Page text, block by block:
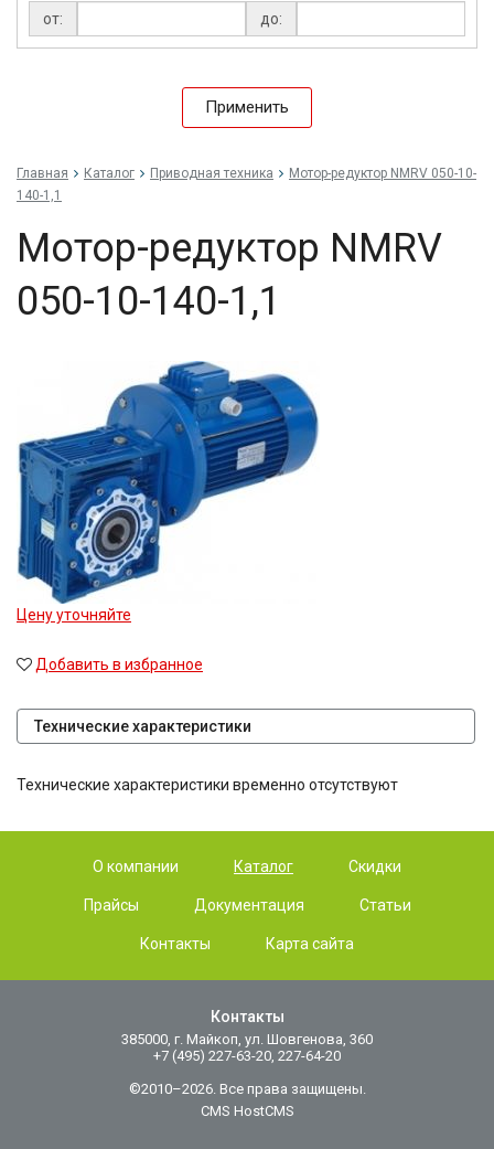
от:
до:
Применить
Главная Каталог Приводная техника
Мо­тор-ре­дук­тор NMRV 050-10-
140-1,1
Мо­тор-ре­дук­тор NMRV
050-10-140-1,1
Цену уточняйте
Добавить в избранное
Технические характеристики
Технические характеристики временно отсутствуют
О компании Каталог Скидки
Прайсы Документация Статьи
Контакты Карта сайта
Контакты
385000, г. Майкоп, ул. Шовгенова, 360
+7 (495) 227-63-20, 227-64-20
©2010–2026. Все права защищены.
CMS HostCMS